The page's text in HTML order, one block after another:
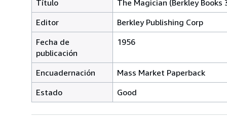
Título
The Magician (Berkley Books
Editor
Berkley Publishing Corp
Fecha de
publicación
1956
Encuadernación
Mass Market Paperback
Estado
Good